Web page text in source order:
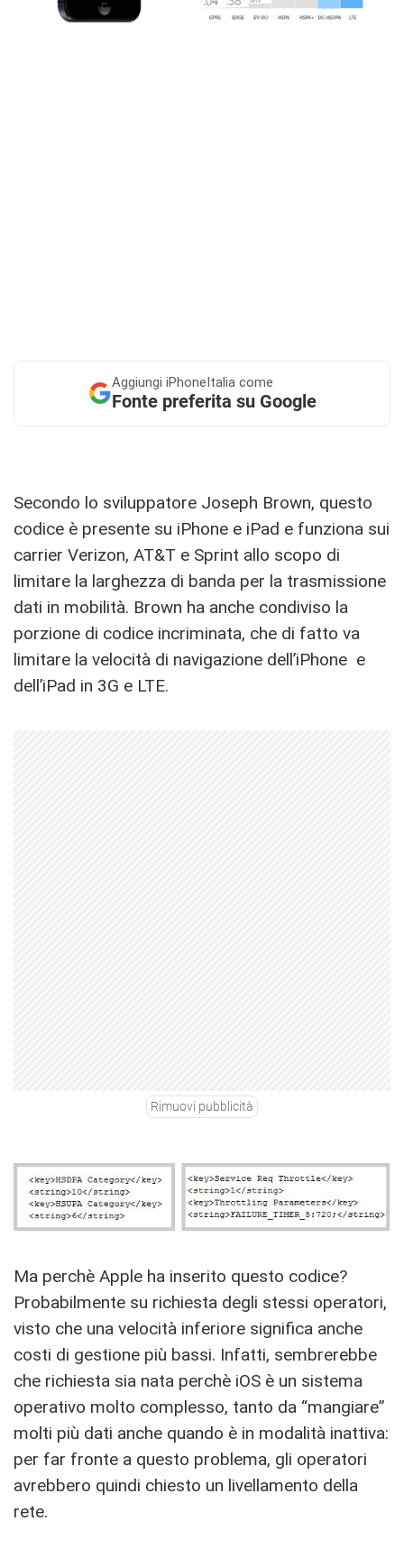
Aggiungi iPhoneItalia come
Fonte preferita su Google
Secondo lo sviluppatore Joseph Brown, questo
codice è presente su iPhone e iPad e funziona sui
carrier Verizon, AT&T e Sprint allo scopo di
limitare la larghezza di banda per la trasmissione
dati in mobilità. Brown ha anche condiviso la
porzione di codice incriminata, che di fatto va
limitare la velocità di navigazione dell’iPhone e
dell’iPad in 3G e LTE.
Rimuovi pubblicità
Ma perchè Apple ha inserito questo codice?
Probabilmente su richiesta degli stessi operatori,
visto che una velocità inferiore significa anche
costi di gestione più bassi. Infatti, sembrerebbe
che richiesta sia nata perchè iOS è un sistema
operativo molto complesso, tanto da “mangiare”
molti più dati anche quando è in modalità inattiva:
per far fronte a questo problema, gli operatori
avrebbero quindi chiesto un livellamento della
rete.